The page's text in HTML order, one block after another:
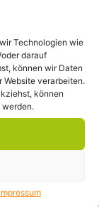
Technologien wie
darauf
können wir Daten
verarbeiten.
können
Rio
Ort:
20.